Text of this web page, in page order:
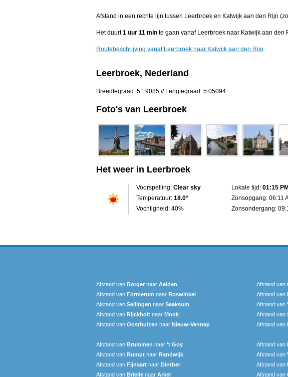
Afstand in een rechte lijn tussen Leerbroek en Katwijk aan den Rijn
Het duurt1 uur 11 min te gaan vanaf Leerbroek naar Katwijk aan den
Routebeschrijving vanaf Leerbroek naar Katwijk aan den Rijn
Leerbroek, Nederland
Breedtegraad: 51.9085 // Lengtegraad: 5.05094
Foto's van Leerbroek
Het weer in Leerbroek
Voorspelling: Clear sky
Temperatuur: 18.0°
Vochtigheid: 40%
Lokale tijd: 01:15
Zonsopgang: 06:11
Zonsondergang:
Afstand van Borger naar Aalden Afstand van
Afstand van Formerum naar Roswinkel Afstand van
Afstand van Sellingen naar Saaksum Afstand van
Afstand van Rijckholt naar Mook Afstand van
Afstand van Oosthuizen naar Nieuw-Vennep Afstand van
Afstand van Brummen naar 't Goy Afstand van
Afstand van Rumpt naar Randwijk Afstand van
Afstand van Fijnaart naar Dinther Afstand van
Afstand van Brielle naar Arkel Afstand van